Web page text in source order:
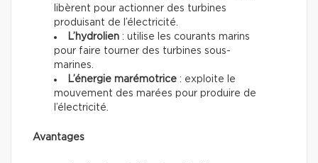
libèrent pour actionner des turbines
produisant de l’électricité.
L’hydrolien : utilise les courants marins
pour faire tourner des turbines sous-
marines.
L’énergie marémotrice : exploite le
mouvement des marées pour produire de
l’électricité.
Avantages